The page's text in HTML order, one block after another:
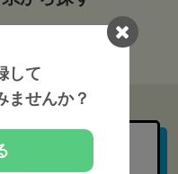
す
して
ませんか？